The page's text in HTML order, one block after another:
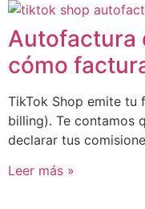
Autofactura
cómo
TikTok Shop emite
billing). Te contamos
declarar tus
Leer más »